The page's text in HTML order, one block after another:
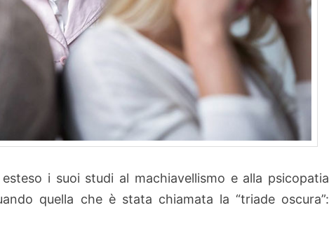
i suoi studi al machiavellismo e alla psicopatia
quella che è stata chiamata la “triade oscura”: